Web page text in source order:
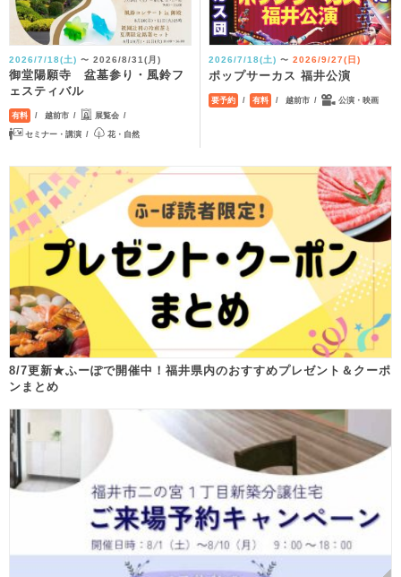
2026/7/18(土) 〜 2026/8/31(月)
御堂陽願寺 盆墓参り・風鈴フ
ェスティバル
有料 越前市 展覧会
セミナー・講演 花・自然
2026/7/18(土) 〜 2026/9/27(日)
ポップサーカス 福井公演
要予約 有料 越前市 公演・映画
8/7更新★ふーぽで開催中！福井県内のおすすめプレゼント＆クーポ
ンまとめ